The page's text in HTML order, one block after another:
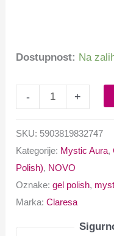
Dostupnost: Na
- +
SKU: 5903819832747
Kategorije: Mystic Aura,
Polish), NOVO
Oznake:gel polish,
Marka:Claresa